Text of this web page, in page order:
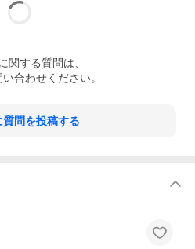
関する質問は、
合わせください。
質問を投稿する